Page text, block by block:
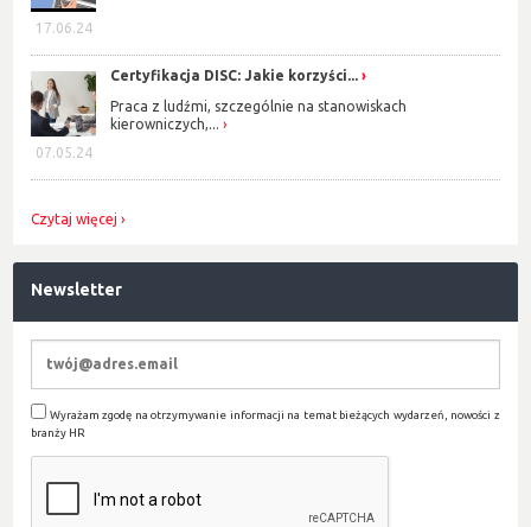
17.06.24
07.05.24
Certyfikacja DISC: Jakie korzyści...
Praca z ludźmi, szczególnie na stanowiskach
kierowniczych,...
Czytaj więcej
Newsletter
Wyrażam zgodę na otrzymywanie informacji na temat bieżących wydarzeń, nowości z
branży HR